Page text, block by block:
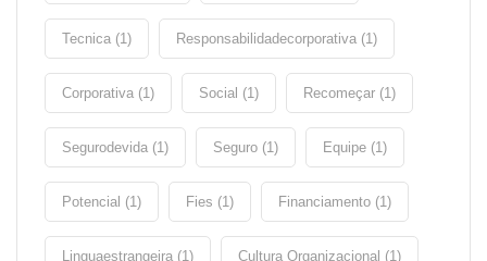
Tecnica (1) Responsabilidadecorporativa (1)
Corporativa (1) Social (1) Recomeçar (1)
Segurodevida (1) Seguro (1) Equipe (1)
Potencial (1) Fies (1) Financiamento (1)
Linguaestrangeira (1) Cultura Organizacional (1)